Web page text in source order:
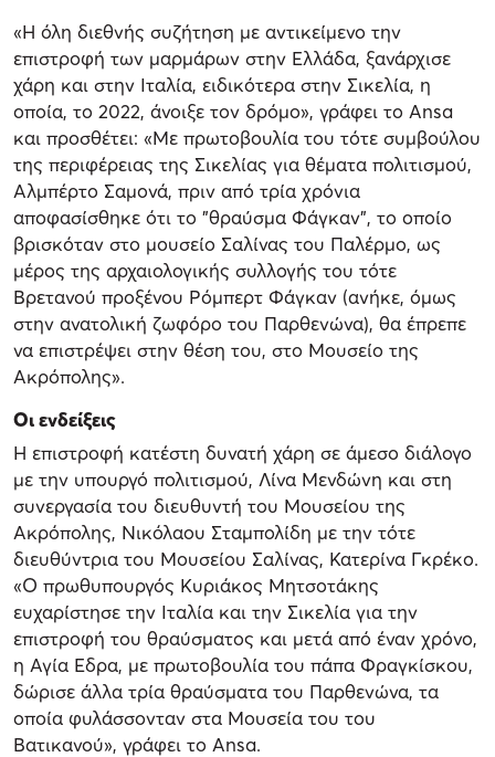
«Η όλη διεθνής συζήτηση με αντικείμενο την
επιστροφή των μαρμάρων στην Ελλάδα, ξανάρχισε
χάρη και στην Ιταλία, ειδικότερα στην Σικελία, η
οποία, το 2022, άνοιξε τον δρόμο», γράφει το Αnsa
και προσθέτει: «Με πρωτοβουλία του τότε συμβούλου
της περιφέρειας της Σικελίας για θέματα πολιτισμού,
Αλμπέρτο Σαμονά, πριν από τρία χρόνια
αποφασίσθηκε ότι το "θραύσμα Φάγκαν", το οποίο
βρισκόταν στο μουσείο Σαλίνας του Παλέρμο, ως
μέρος της αρχαιολογικής συλλογής του τότε
Βρετανού προξένου Ρόμπερτ Φάγκαν (ανήκε, όμως
στην ανατολική ζωφόρο του Παρθενώνα), θα έπρεπε
να επιστρέψει στην θέση του, στο Μουσείο της
Ακρόπολης».
Οι ενδείξεις
H επιστροφή κατέστη δυνατή χάρη σε άμεσο διάλογο
με την υπουργό πολιτισμού, Λίνα Μενδώνη και στη
συνεργασία του διευθυντή του Μουσείου της
Ακρόπολης, Νικόλαου Σταμπολίδη με την τότε
διευθύντρια του Μουσείου Σαλίνας, Κατερίνα Γκρέκο.
«Ο πρωθυπουργός Κυριάκος Μητσοτάκης
ευχαρίστησε την Ιταλία και την Σικελία για την
επιστροφή του θραύσματος και μετά από έναν χρόνο,
η Αγία Εδρα, με πρωτοβουλία του πάπα Φραγκίσκου,
δώρισε άλλα τρία θραύσματα του Παρθενώνα, τα
οποία φυλάσσονταν στα Μουσεία του του
Βατικανού», γράφει το Ansa.